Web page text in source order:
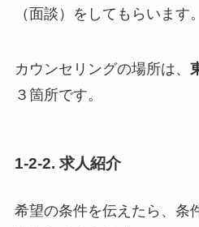
（面談）をしてもらいます。
カウンセリングの場所は、
３箇所です。
1-2-2. 求人紹介
希望の条件を伝えたら、条